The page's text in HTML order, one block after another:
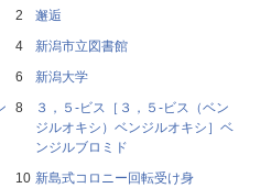
邂逅
新潟市立図書館
新潟大学
３，５‐ビス［３，５‐ビス（ベン
ジルオキシ）ベンジルオキシ］ベ
ンジルブロミド
新島式コロニー回転受け身